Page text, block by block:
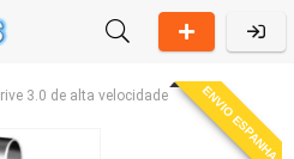
3.0 de alta velocidade ENVIO ESPANHA